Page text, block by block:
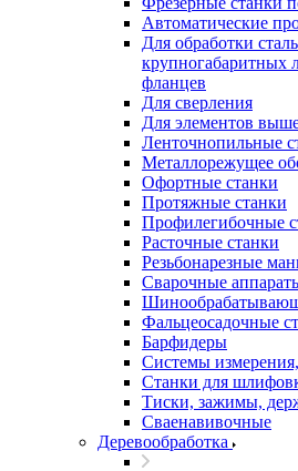
Автоматические
Для обработки
крупногабаритных
фланцев
Для сверления
Для элементов
Ленточнопильные
Металлорежущее
Офортные станки
Протяжные станки
Профилегибочные
Расточные станки
Резьбонарезные
Сварочные
Фальцеосадочные
Барфидеры
Системы
Станки для
Тиски, зажимы,
Cваенавивочные
Деревообработка